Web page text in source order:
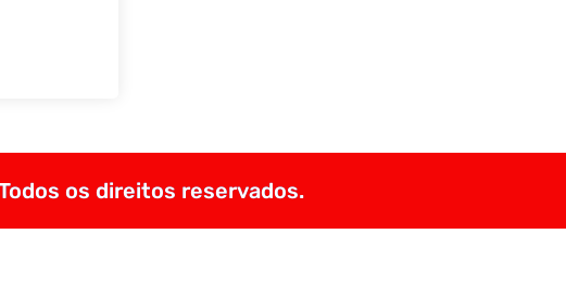
os direitos reservados.